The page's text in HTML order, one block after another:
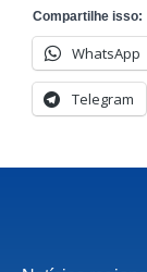
Compartilhe isso:
WhatsApp
Telegram